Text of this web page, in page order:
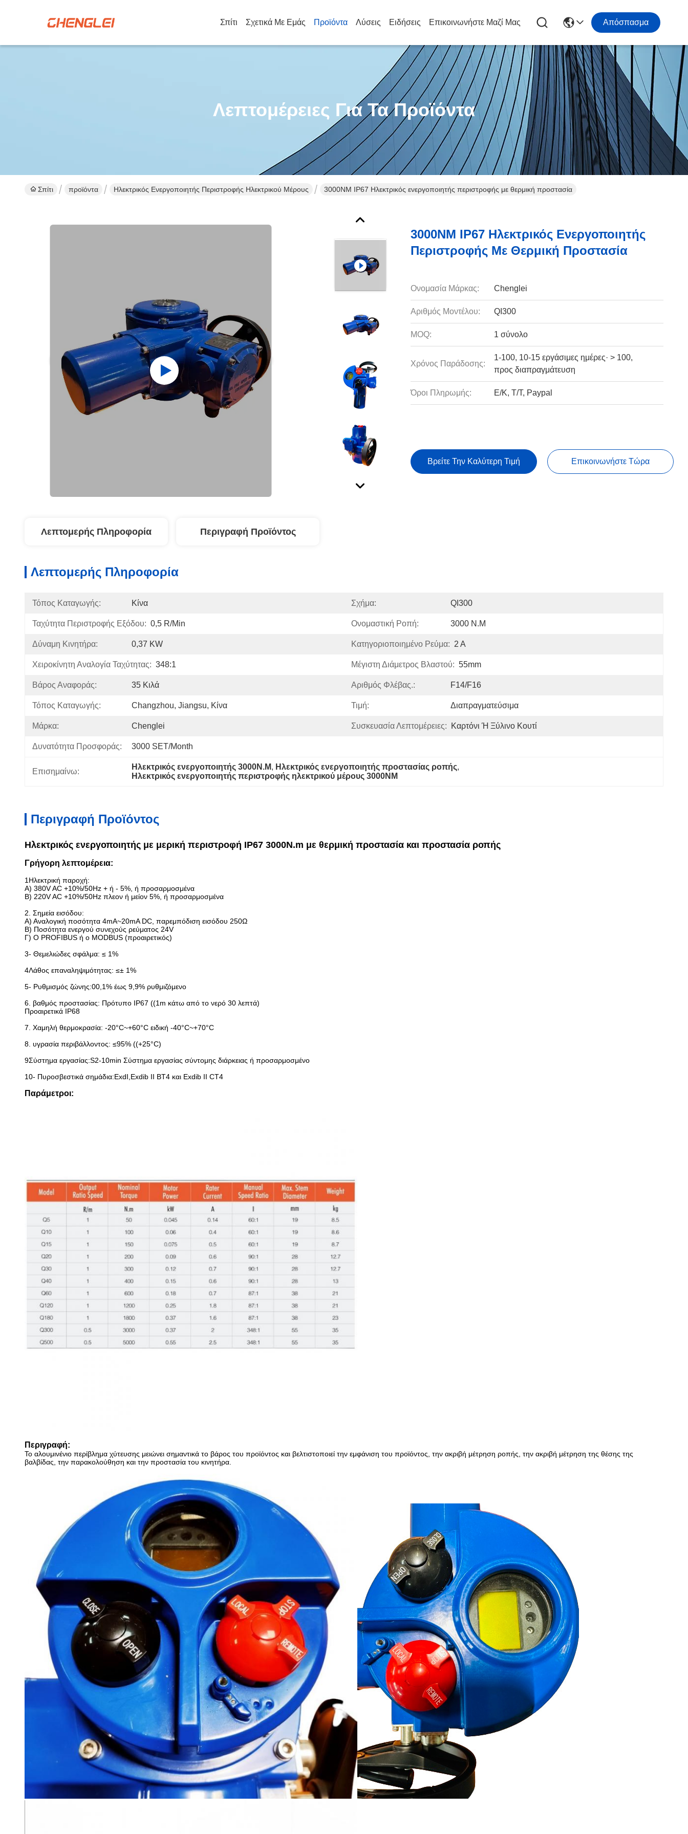
Σπίτι Σχετικά Με Εμάς Προϊόντα Λύσεις Ειδήσεις Επικοινωνήστε Μαζί Μας Απόσπασμα
Λεπτομέρειες Για Τα Προϊόντα
Σπίτι προϊόντα Ηλεκτρικός Ενεργοποιητής Περιστροφής Ηλεκτρικού Μέρους 3000NM IP67 Ηλεκτρικός ενεργοποιητής περιστροφής με θερμική προστασία
3000NM IP67 Ηλεκτρικός Ενεργοποιητής
Περιστροφής Με Θερμική Προστασία
Ονομασία Μάρκας: Chenglei
Αριθμός Μοντέλου: QI300
MOQ: 1 σύνολο
Χρόνος Παράδοσης:
1-100, 10-15 εργάσιμες ημέρες· > 100,
προς διαπραγμάτευση
Όροι Πληρωμής: Ε/Κ, Τ/Τ, Paypal
Βρείτε Την Καλύτερη Τιμή Επικοινωνήστε Τώρα
Λεπτομερής Πληροφορία Περιγραφή Προϊόντος
Λεπτομερής Πληροφορία
Τόπος Καταγωγής: Κίνα Σχήμα: QI300
Ταχύτητα Περιστροφής Εξόδου: 0,5 R/min Ονομαστική Ροπή: 3000 N.M
Δύναμη Κινητήρα: 0,37 KW Κατηγοριοποιημένο Ρεύμα: 2 Α
Χειροκίνητη Αναλογία Ταχύτητας: 348:1 Μέγιστη Διάμετρος Βλαστού: 55mm
Βάρος Αναφοράς: 35 Κιλά Αριθμός Φλέβας.: F14/F16
Τόπος Καταγωγής: Changzhou, Jiangsu, Κίνα Τιμή: Διαπραγματεύσιμα
Μάρκα: Chenglei Συσκευασία Λεπτομέρειες: Καρτόνι Ή Ξύλινο Κουτί
Δυνατότητα Προσφοράς: 3000 SET/Month
Επισημαίνω:
Ηλεκτρικός ενεργοποιητής 3000N.M, Ηλεκτρικός ενεργοποιητής προστασίας ροπής,
Ηλεκτρικός ενεργοποιητής περιστροφής ηλεκτρικού μέρους 3000NM
Περιγραφή Προϊόντος
Ηλεκτρικός ενεργοποιητής με μερική περιστροφή IP67 3000N.m με θερμική προστασία και προστασία ροπής
Γρήγορη λεπτομέρεια:
1Ηλεκτρική παροχή:
Α) 380V AC +10%/50Hz + ή - 5%, ή προσαρμοσμένα
Β) 220V AC +10%/50Hz πλεον ή μείον 5%, ή προσαρμοσμένα
2. Σημεία εισόδου:
Α) Αναλογική ποσότητα 4mA~20mA DC, παρεμπόδιση εισόδου 250Ω
Β) Ποσότητα ενεργού συνεχούς ρεύματος 24V
Γ) Ο PROFIBUS ή ο MODBUS (προαιρετικός)
3- Θεμελιώδες σφάλμα: ≤ 1%
4Λάθος επαναληψιμότητας: ≤± 1%
5- Ρυθμισμός ζώνης:00,1% έως 9,9% ρυθμιζόμενο
6. βαθμός προστασίας: Πρότυπο IP67 ((1m κάτω από το νερό 30 λεπτά)
Προαιρετικά IP68
7. Χαμηλή θερμοκρασία: -20°C~+60°C ειδική -40°C~+70°C
8. υγρασία περιβάλλοντος: ≤95% ((+25°C)
9Σύστημα εργασίας:S2-10min Σύστημα εργασίας σύντομης διάρκειας ή προσαρμοσμένο
10- Πυροσβεστικά σημάδια:ExdI,Exdib II BT4 και Exdib II CT4
Παράμετροι:
Περιγραφή:
Το αλουμινένιο περίβλημα χύτευσης μειώνει σημαντικά το βάρος του προϊόντος και βελτιστοποιεί την εμφάνιση του προϊόντος, την ακριβή μέτρηση ροπής, την ακριβή μέτρηση της θέσης της
βαλβίδας, την παρακολούθηση και την προστασία του κινητήρα.